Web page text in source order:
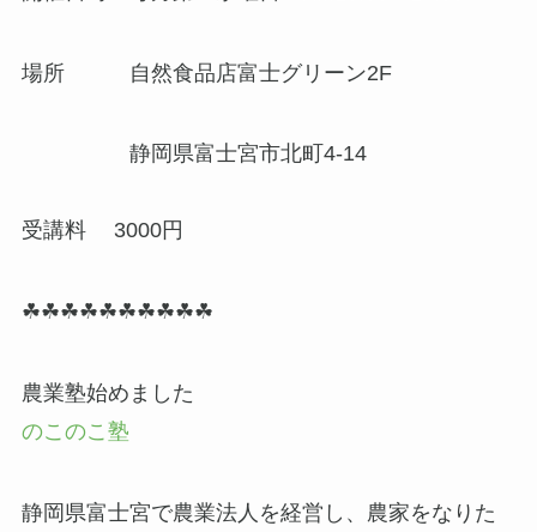
場所 自然食品店富士グリーン2F
静岡県富士宮市北町4-14
受講料 3000円
☘☘☘☘☘☘☘☘☘☘
農業塾始めました
のこのこ塾
静岡県富士宮で農業法人を経営し、農家をなりた